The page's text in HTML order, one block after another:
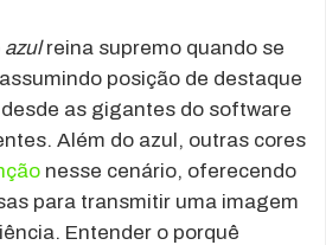
azulreina supremo quando se
posição de destaque
as gigantes do software
Além do azul, outras cores
nesse cenário, oferecendo
para transmitir uma imagem
Entender o porquê